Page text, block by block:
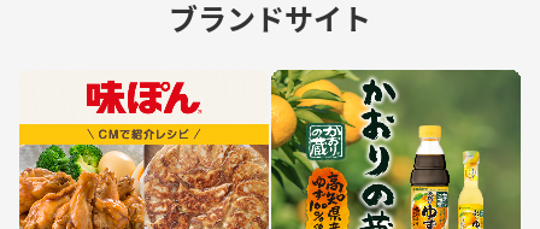
ブランドサイト